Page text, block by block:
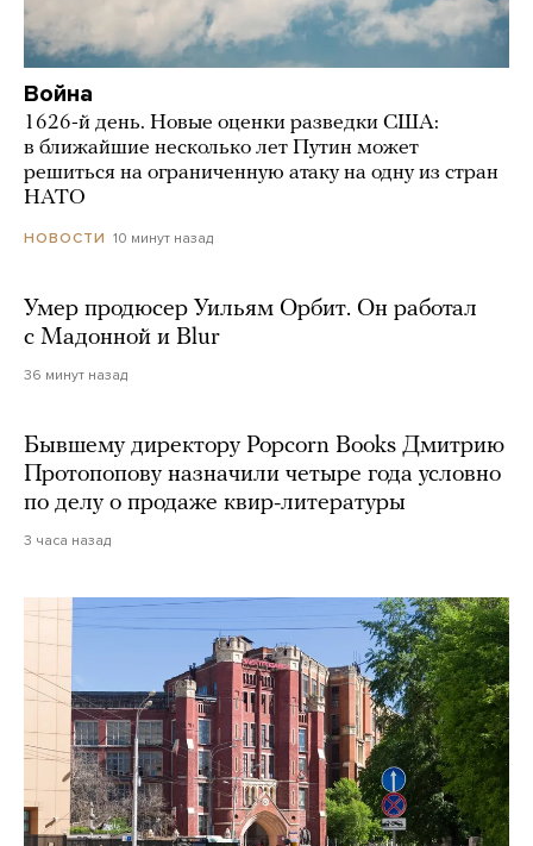
Война
1626-й день. Новые оценки разведки США:
в ближайшие несколько лет Путин может
решиться на ограниченную атаку на одну из стран
НАТО
НОВОСТИ 10 минут назад
Умер продюсер Уильям Орбит. Он работал
с Мадонной и Blur
36 минут назад
Бывшему директору Popcorn Books Дмитрию
Протопопову назначили четыре года условно
по делу о продаже квир-литературы
3 часа назад